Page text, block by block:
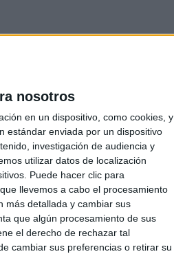
nosotros
en un dispositivo, como cookies, y
estándar enviada por un dispositivo
investigación de audiencia y
utilizar datos de localización
Puede hacer clic para
llevemos a cabo el procesamiento
más detallada y cambiar sus
que algún procesamiento de sus
el derecho de rechazar tal
cambiar sus preferencias o retirar su